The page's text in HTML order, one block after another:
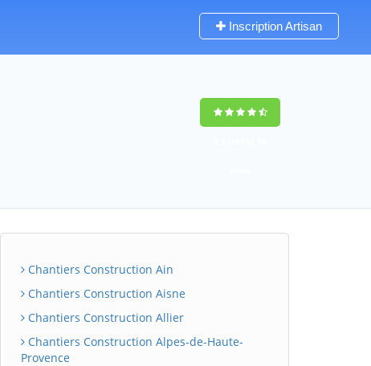
Inscription Artisan
Chantiers Construction Ain
Chantiers Construction Aisne
Chantiers Construction Allier
Chantiers Construction Alpes-de-Haute-
Provence